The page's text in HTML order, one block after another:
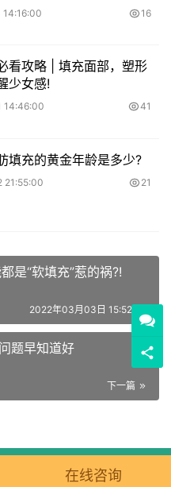
16
看攻略 | 填充面部，塑形
少女感!
14:46:00 41
填充的黄金年龄是多少?
21
是“软填充”惹的祸?!
2022年03月03日 15:52:00
题早知道好
下一篇
蜀ICP备2021029902号-2
在线咨询